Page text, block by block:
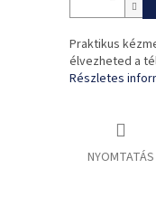
Praktikus
élvezheted a
Részletes
NYOMTATÁS